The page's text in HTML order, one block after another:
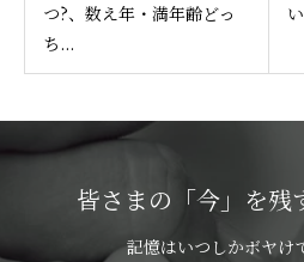
つ?、数え年・満年齢どっ
ち...
皆さまの「今」を残
記憶はいつしかボヤけ